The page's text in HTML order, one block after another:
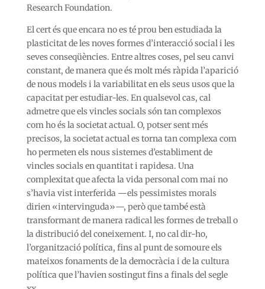
Research Foundation.
El cert és que encara no es té prou ben estudiada la
plasticitat de les noves formes d’interacció social i les
seves conseqüències. Entre altres coses, pel seu canvi
constant, de manera que és molt més ràpida l’aparició
de nous models i la variabilitat en els seus usos que la
capacitat per estudiar-les. En qualsevol cas, cal
admetre que els vincles socials són tan complexos
com ho és la societat actual. O, potser sent més
precisos, la societat actual es torna tan complexa com
ho permeten els nous sistemes d’establiment de
vincles socials en quantitat i rapidesa. Una
complexitat que afecta la vida personal com mai no
s’havia vist interferida —els pessimistes morals
dirien «intervinguda»—, però que també està
transformant de manera radical les formes de treball o
la distribució del coneixement. I, no cal dir-ho,
l’organització política, fins al punt de somoure els
mateixos fonaments de la democràcia i de la cultura
política que l’havien sostingut fins a finals del segle